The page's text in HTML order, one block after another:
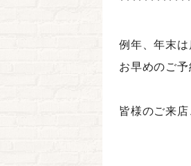
例年、年末は
お早めのご予
皆様のご来店